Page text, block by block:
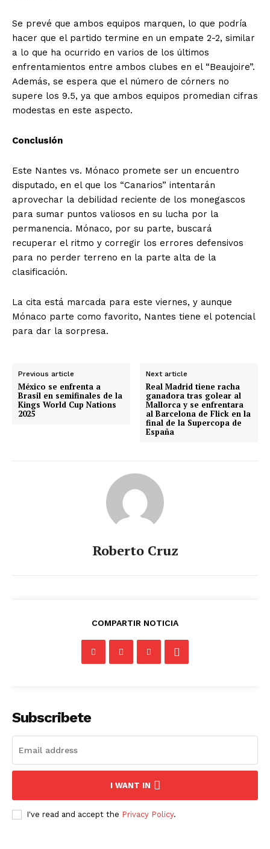
Periodico el Sol de Yucatán
Se prevé que ambos equipos marquen, lo que podría
hacer que el partido termine en un empate 2-2, similar
a lo que ha ocurrido en varios de los últimos
enfrentamientos entre ambos clubes en el “Beaujoire”.
Además, se espera que el número de córners no
supere los 9.5, ya que ambos equipos promedian cifras
modestas en este aspecto.
Conclusión
Este Nantes vs. Mónaco promete ser un encuentro
disputado, en el que los “Canarios” intentarán
aprovechar la debilidad reciente de los monegascos
para sumar puntos valiosos en su lucha por la
permanencia. Mónaco, por su parte, buscará
recuperar el ritmo y corregir los errores defensivos
para no perder terreno en la parte alta de la
clasificación.
La cita está marcada para este viernes, y aunque
Mónaco parte como favorito, Nantes tiene el potencial
para dar la sorpresa.
Previous article
México se enfrenta a
Brasil en semifinales de la
Kings World Cup Nations
2025
Next article
Real Madrid tiene racha
ganadora tras golear al
Mallorca y se enfrentara
al Barcelona de Flick en la
final de la Supercopa de
España
Roberto Cruz
COMPARTIR NOTICIA
Subscribete
I WANT IN
I've read and accept the Privacy Policy.